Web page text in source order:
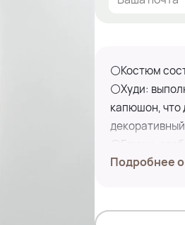
⚪Костюм
⚪Худи:
капюшон, что
⚪Брюки:
что идеально
Подробнее